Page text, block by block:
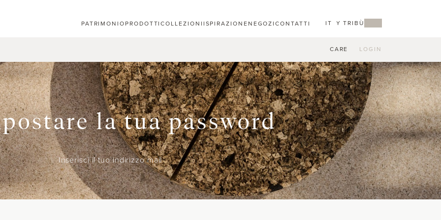
MY TRIBÙ
IT
CONTATTI
NEGOZI
ISPIRAZIONE
COLLEZIONI
PRODOTTI
PATRIMONIO
LOGIN
CARE
la tua password
Inserisci il tuo indirizzo mail